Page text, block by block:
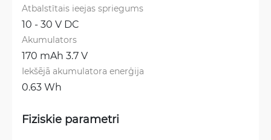
Atbalstītais ieejas spriegums
10 - 30 V DC
Akumulators
170 mAh 3.7 V
Iekšējā akumulatora enerģija
0.63 Wh
Fiziskie parametri